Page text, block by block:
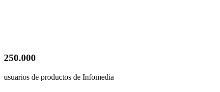
250.000
usuarios de productos de Infomedia